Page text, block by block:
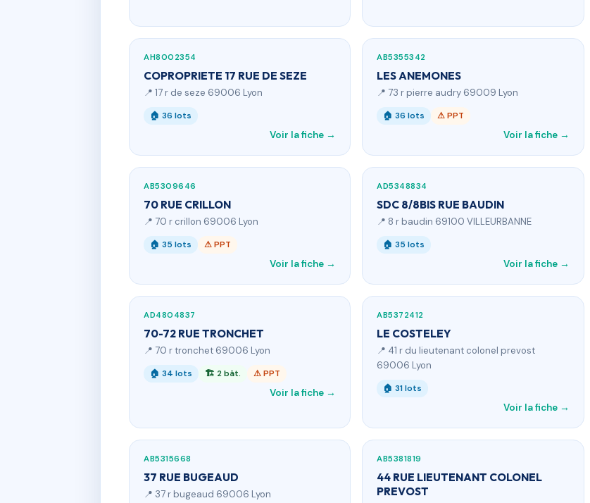
AH8002354
COPROPRIETE 17 RUE DE SEZE
📍 17 r de seze 69006 Lyon
🏠 36 lots
Voir la fiche →
AB5355342
LES ANEMONES
📍 73 r pierre audry 69009 Lyon
🏠 36 lots ⚠ PPT
Voir la fiche →
AB5309646
70 RUE CRILLON
📍 70 r crillon 69006 Lyon
🏠 35 lots ⚠ PPT
Voir la fiche →
AD5348834
SDC 8/8BIS RUE BAUDIN
📍 8 r baudin 69100 VILLEURBANNE
🏠 35 lots
Voir la fiche →
AD4804837
70-72 RUE TRONCHET
📍 70 r tronchet 69006 Lyon
🏠 34 lots 🏗 2 bât. ⚠ PPT
Voir la fiche →
AB5372412
LE COSTELEY
📍 41 r du lieutenant colonel prevost
69006 Lyon
🏠 31 lots
Voir la fiche →
AB5315668
37 RUE BUGEAUD
📍 37 r bugeaud 69006 Lyon
AB5381819
44 RUE LIEUTENANT COLONEL
PREVOST